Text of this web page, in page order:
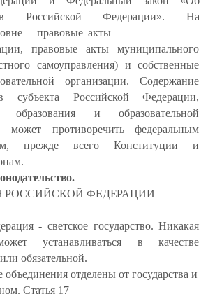
Российской Федерации».
На
– правовые акты
правовые акты муниципального
самоуправления) и собственные
организации. Содержание
субъекта Российской Федерации,
образования и образовательной
может противоречить федеральным
прежде всего Конституции и
РОССИЙСКОЙ ФЕДЕРАЦИИ
- светское государство. Никакая
устанавливаться в качестве
обязательной.
объединения отделены от государства и
Статья 17